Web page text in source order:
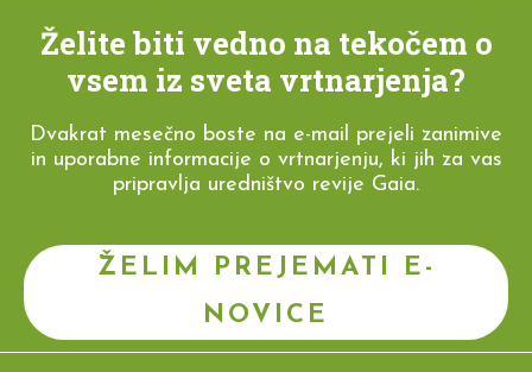
Želite biti vedno na tekočem o
vsem iz sveta vrtnarjenja?
Dvakrat mesečno boste na e-mail prejeli zanimive
in uporabne informacije o vrtnarjenju, ki jih za vas
pripravlja uredništvo revije Gaia.
ŽELIM PREJEMATI E-
NOVICE